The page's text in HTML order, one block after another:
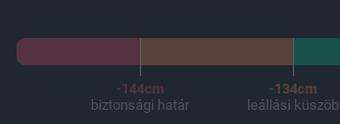
-144cm
biztonsági határ
-134cm
leállási küszöb